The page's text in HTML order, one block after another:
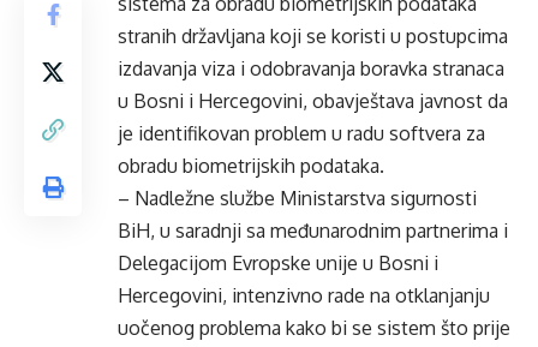
stranih državljana koji se koristi u postupcima
izdavanja viza i odobravanja boravka stranaca
u Bosni i Hercegovini, obavještava javnost da
je identifikovan problem u radu softvera za
obradu biometrijskih podataka.
– Nadležne službe Ministarstva sigurnosti
BiH, u saradnji sa međunarodnim partnerima i
Delegacijom Evropske unije u Bosni i
Hercegovini, intenzivno rade na otklanjanju
uočenog problema kako bi se sistem što prije